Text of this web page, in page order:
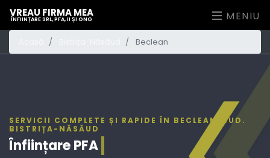
VREAU FIRMA MEA
ÎNFIINȚARE SRL, PFA, II ȘI ONG MENIU
Beclean
SERVICII COMPLETE ȘI RAPIDE ÎN BECLEAN, JUD.
BISTRIȚA-NĂSĂUD
ÎnființarePFA